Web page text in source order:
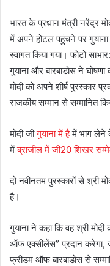
भारत के प्रधान मंत्री नरेंद्र
में अपने होटल पहुंचने पर गुयाना
स्वागत किया गया। फोटो
गुयाना और बारबाडोस ने
मोदी को अपने शीर्ष पुरस्कार
राजकीय सम्मान से सम्मानित
मोदी जीगुयाना में हैमें भाग लेने
मेंब्राजील में जी20 शिखर
दो नवीनतम पुरस्कारों से श्री
है।
गुयाना ने कहा कि वह श्री मोदी
ऑफ एक्सीलेंस” प्रदान करेगा,
फ्रीडम ऑफ बारबाडोस से